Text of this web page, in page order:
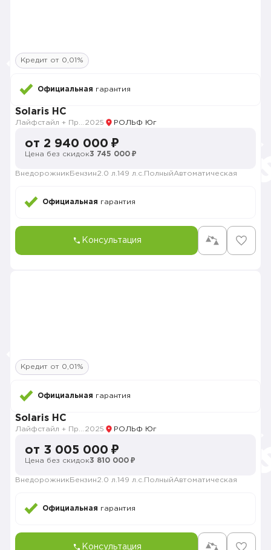
Кредит от 0,01%
Официальная гарантия
Solaris HC
2025 РОЛЬФ Юг
от 2 940 000 ₽
Цена без скидок3 745 000 ₽
Внедорожник Бензин2.0 л. 149 л.с. ПолныйАвтоматическая
Официальная гарантия
Консультация
Кредит от 0,01%
Официальная гарантия
Solaris HC
2025 РОЛЬФ Юг
от 3 005 000 ₽
Цена без скидок3 810 000 ₽
Внедорожник Бензин2.0 л. 149 л.с. ПолныйАвтоматическая
Официальная гарантия
Консультация